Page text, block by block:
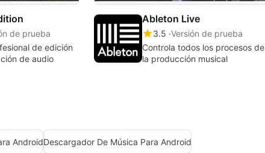
de prueba
de edición
de audio
Ableton Live
3.5 Versión de prueba
Controla todos los procesos de
la producción musical
AndroidDescargador De Música Para Android